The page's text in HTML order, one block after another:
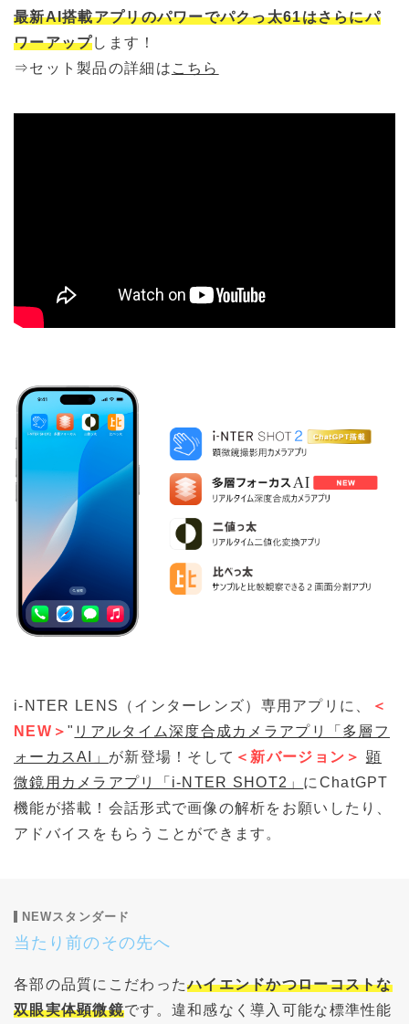
最新AI搭載アプリのパワーでパクっ太61はさらにパ
ワーアップします！
⇒セット製品の詳細は こちら
i-NTER LENS（インターレンズ）専用アプリに、
＜
NEW＞" リアルタイム深度合成カメラアプリ「多層フ
ォーカスAI」 が新登場！そして ＜新バージョン＞ 顕
微鏡用カメラアプリ「i-NTER SHOT2」 にChatGPT
機能が搭載！会話形式で画像の解析をお願いしたり、
アドバイスをもらうことができます。
NEWスタンダード
当たり前のその先へ
各部の品質にこだわったハイエンドかつローコストな
双眼実体顕微鏡です。違和感なく導入可能な標準性能